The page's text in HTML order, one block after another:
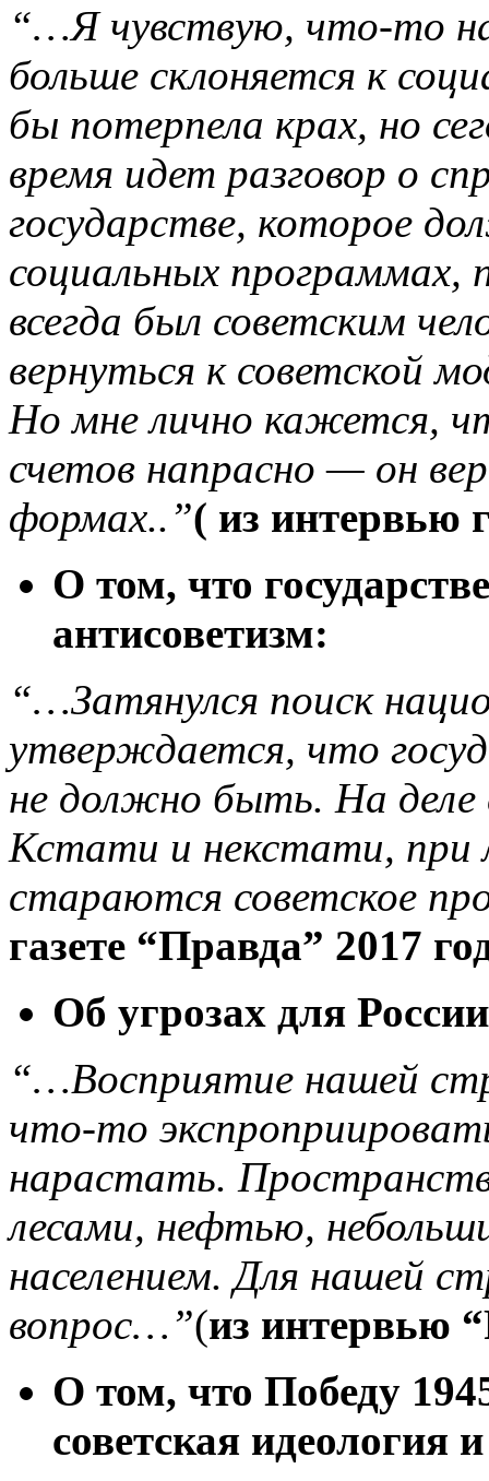
“…Я чувствую, что-то
больше склоняется к
бы потерпела крах, но
время идет разговор о
государстве, которое
социальных
всегда был советским
вернуться к советской
Но мне лично кажется,
счетов напрасно — он
формах..”( из интервью
О том, что
антисоветизм:
“…Затянулся поиск
утверждается, что
не должно быть. На
Кстати и некстати, при
стараются советское
газете “Правда” 2017
Об угрозах для
“…Восприятие нашей
что-то
нарастать.
лесами, нефтью,
населением. Для нашей
вопрос…”(из интервью
О том, что Победу
советская идеология